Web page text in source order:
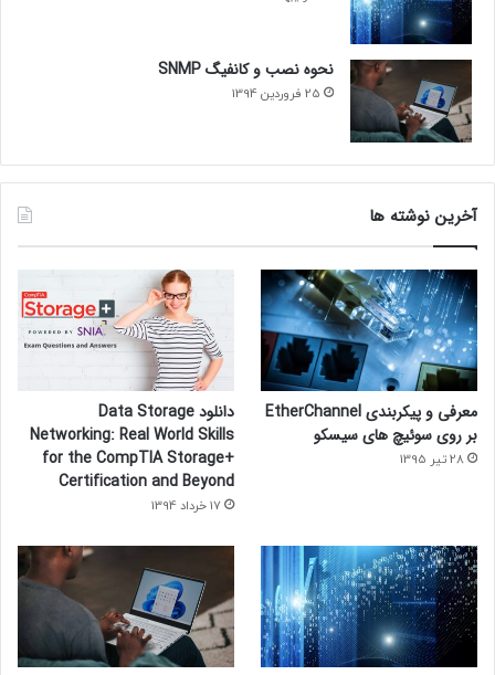
نحوه نصب و کانفیگ SNMP
25 فروردین 1394
آخرین نوشته ها
معرفی و پیکربندی EtherChannel
بر روی سوئیچ های سیسکو
28 تیر 1395
دانلود Data Storage
Networking: Real World Skills
for the CompTIA Storage+
Certification and Beyond
17 خرداد 1394